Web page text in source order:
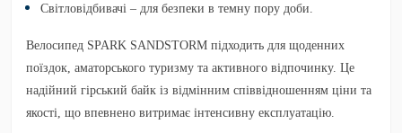
Світловідбивачі – для безпеки в темну пору доби.
Велосипед SPARK SANDSTORM підходить для щоденних
поїздок, аматорського туризму та активного відпочинку. Це
надійний гірський байк із відмінним співвідношенням ціни та
якості, що впевнено витримає інтенсивну експлуатацію.